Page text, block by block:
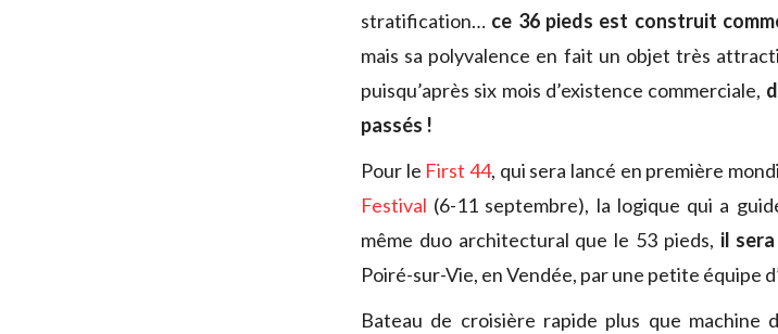
stratification… ce 36 pieds est construit
mais sa polyvalence en fait un objet très
puisqu’après six mois d’existence commerciale,
passés !
Pour le First 44, qui sera lancé en première
Festival (6-11 septembre), la logique qui a
même duo architectural que le 53 pieds, il
Poiré-sur-Vie, en Vendée, par une petite équipe
Bateau de croisière rapide plus que machine